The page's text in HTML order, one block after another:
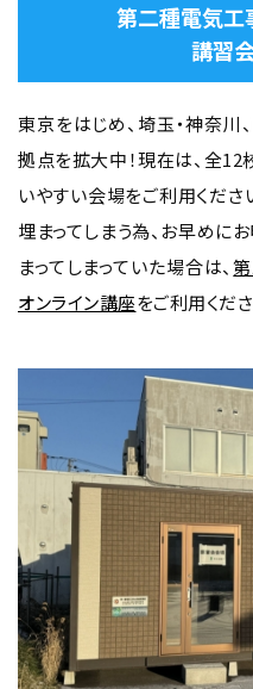
第二種電気工
講習
東京をはじめ、埼玉・神奈川
拠点を拡大中！現在は、全12
いやすい会場をご利用くださ
埋まってしまう為、お早めに
まってしまっていた場合は、
オンライン講座をご利用くださ